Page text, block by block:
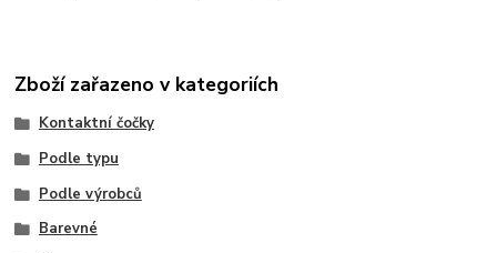
Zboží zařazeno v kategoriích
Kontaktní čočky
Podle typu
Podle výrobců
Barevné